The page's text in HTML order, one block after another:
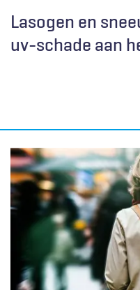
Lasogen en
uv-schade aan